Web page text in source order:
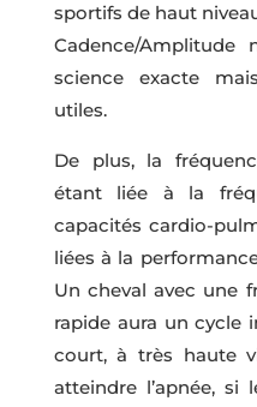
sportifs de haut
Cadence/
science exacte
utiles.
De plus, la
étant liée à la
capacités cardio-
liées à la
Un cheval avec une
rapide aura un cycle
court, à très haute
atteindre l’apnée, si